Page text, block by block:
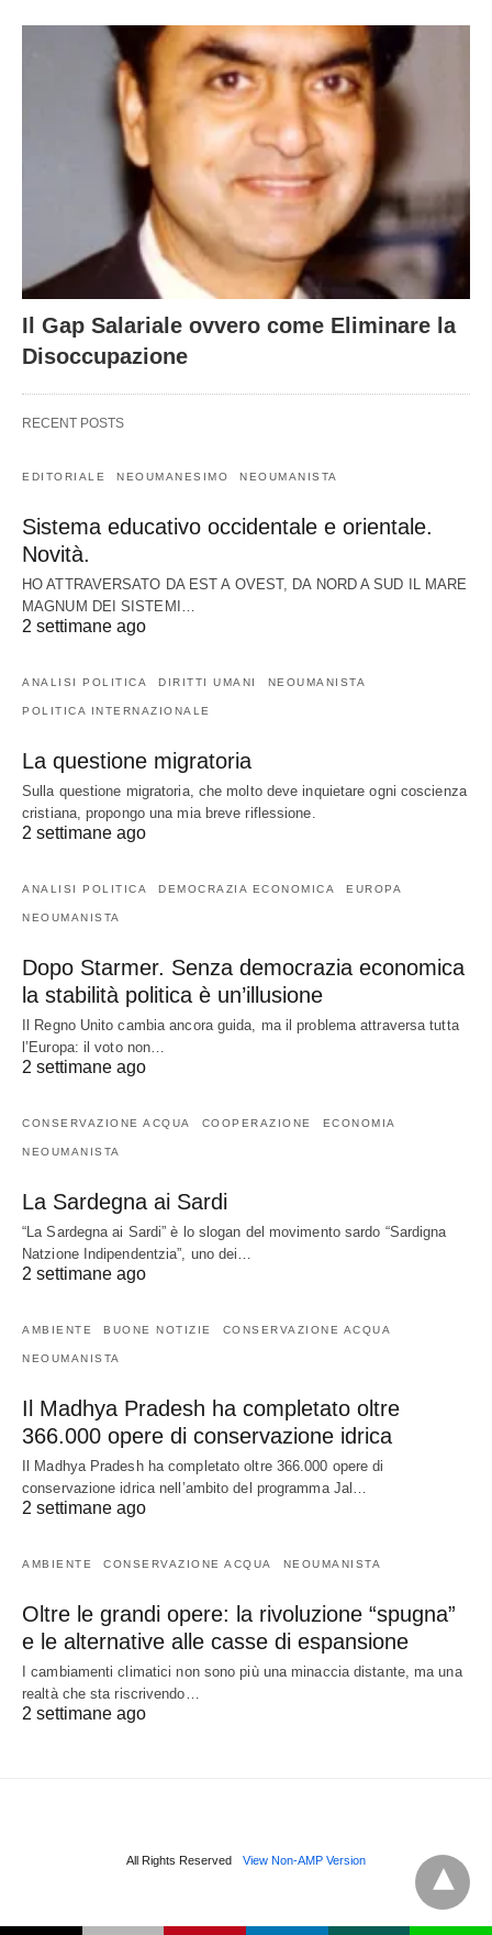
Il Gap Salariale ovvero come Eliminare la
Disoccupazione
RECENT POSTS
EDITORIALE NEOUMANESIMO NEOUMANISTA
Sistema educativo occidentale e orientale.
Novità.
HO ATTRAVERSATO DA EST A OVEST, DA NORD A SUD IL MARE
MAGNUM DEI SISTEMI…
2 settimane ago
ANALISI POLITICA DIRITTI UMANI NEOUMANISTA
POLITICA INTERNAZIONALE
La questione migratoria
Sulla questione migratoria, che molto deve inquietare ogni coscienza
cristiana, propongo una mia breve riflessione.
2 settimane ago
ANALISI POLITICA DEMOCRAZIA ECONOMICA EUROPA
NEOUMANISTA
Dopo Starmer. Senza democrazia economica
la stabilità politica è un’illusione
Il Regno Unito cambia ancora guida, ma il problema attraversa tutta
l’Europa: il voto non…
2 settimane ago
CONSERVAZIONE ACQUA COOPERAZIONE ECONOMIA
NEOUMANISTA
La Sardegna ai Sardi
“La Sardegna ai Sardi” è lo slogan del movimento sardo “Sardigna
Natzione Indipendentzia”, uno dei…
2 settimane ago
AMBIENTE BUONE NOTIZIE CONSERVAZIONE ACQUA
NEOUMANISTA
Il Madhya Pradesh ha completato oltre
366.000 opere di conservazione idrica
Il Madhya Pradesh ha completato oltre 366.000 opere di
conservazione idrica nell’ambito del programma Jal…
2 settimane ago
AMBIENTE CONSERVAZIONE ACQUA NEOUMANISTA
Oltre le grandi opere: la rivoluzione “spugna”
e le alternative alle casse di espansione
I cambiamenti climatici non sono più una minaccia distante, ma una
realtà che sta riscrivendo…
2 settimane ago
All Rights Reserved View Non-AMP Version